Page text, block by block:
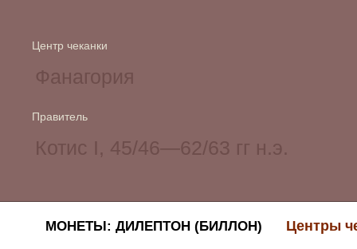
Центр чеканки
Правитель
МОНЕТЫ: ДИЛЕПТОН (БИЛЛОН) Центры